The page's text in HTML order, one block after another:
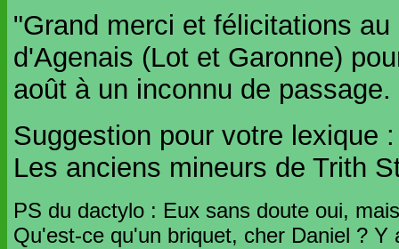
"Grand merci et félicitations
d'Agenais (Lot et Garonne)
août à un inconnu de passage.
Suggestion pour votre lexique
Les anciens mineurs de Trith
PS du dactylo : Eux sans doute oui,
Qu'est-ce qu'un briquet, cher Daniel ?